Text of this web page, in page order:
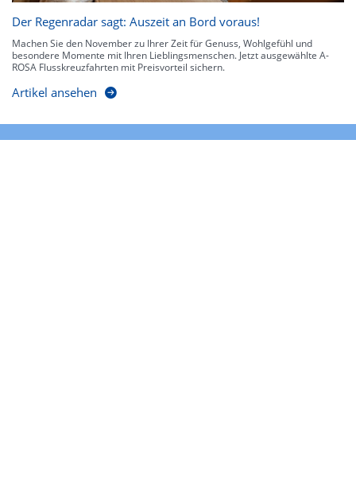
Der Regenradar sagt: Auszeit an Bord voraus!
Machen Sie den November zu Ihrer Zeit für Genuss, Wohlgefühl und
besondere Momente mit Ihren Lieblingsmenschen. Jetzt ausgewählte A-
ROSA Flusskreuzfahrten mit Preisvorteil sichern.
Artikel ansehen